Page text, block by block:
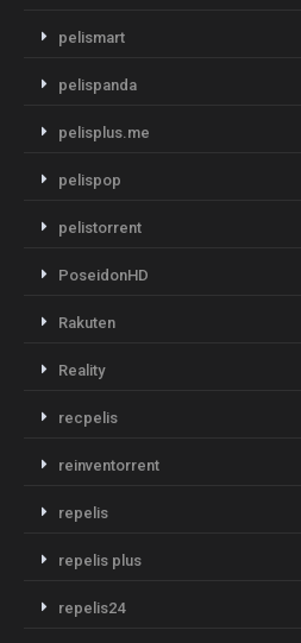
pelismart
pelispanda
pelisplus.me
pelispop
pelistorrent
PoseidonHD
Rakuten
Reality
recpelis
reinventorrent
repelis
repelis plus
repelis24